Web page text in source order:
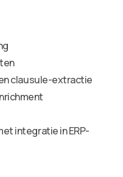
clausule-extractie
integratie in ERP-